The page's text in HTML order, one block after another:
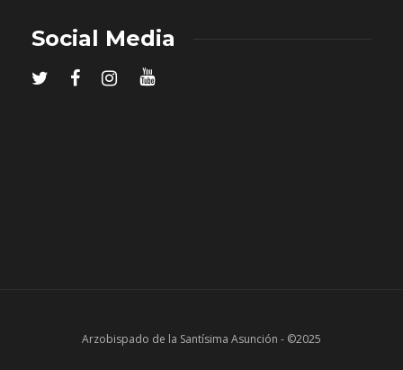
Social Media
Arzobispado de la Santísima Asunción - ©2025